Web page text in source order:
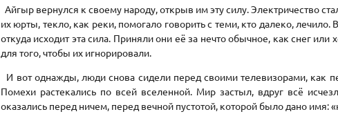
Айгыр вернулся к своему народу, открыв им эту силу. Электричество
их юрты, текло, как реки, помогало говорить с теми, кто далеко,
откуда исходит эта сила. Приняли они её за нечто обычное, как снег
для того, чтобы их игнорировали.
И вот однажды, люди снова сидели перед своими телевизорами, как
Помехи растекались по всей вселенной. Мир застыл, вдруг всё
оказались перед ничем, перед вечной пустотой, которой было дано имя: